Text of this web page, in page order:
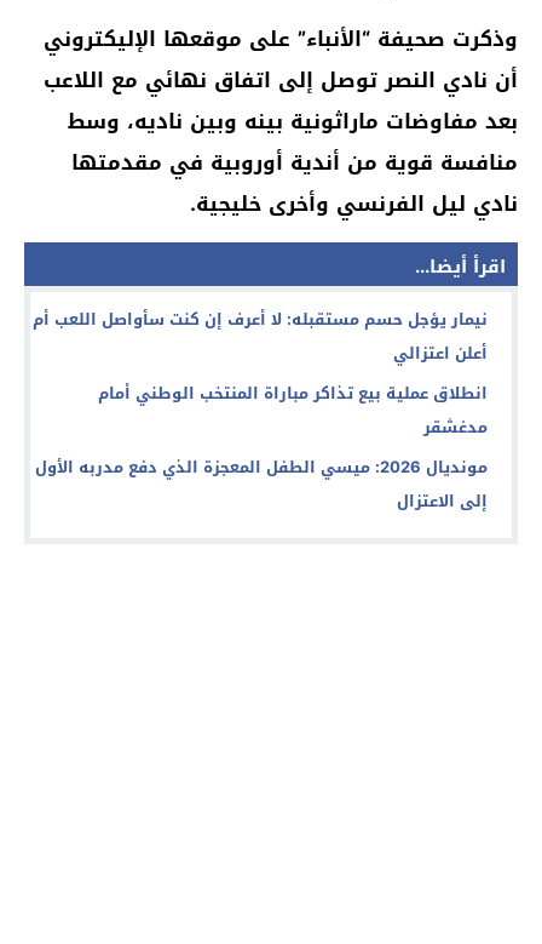
وذكرت صحيفة “الأنباء” على موقعها الإليكتروني
أن نادي النصر توصل إلى اتفاق نهائي مع اللاعب
بعد مفاوضات ماراثونية بينه وبين ناديه، وسط
منافسة قوية من أندية أوروبية في مقدمتها
نادي ليل الفرنسي وأخرى خليجية.
اقرأ أيضا...
نيمار يؤجل حسم مستقبله: لا أعرف إن كنت سأواصل اللعب أم
أعلن اعتزالي
انطلاق عملية بيع تذاكر مباراة المنتخب الوطني أمام
مدغشقر
مونديال 2026: ميسي الطفل المعجزة الذي دفع مدربه الأول
إلى الاعتزال